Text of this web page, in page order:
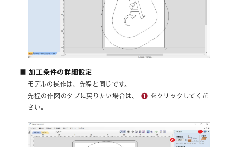
■ 加工条件の詳細設定
モデルの操作は、先程と同じです。
先程の作図のタブに戻りたい場合は、 ❶ をクリックしてくだ
さい。